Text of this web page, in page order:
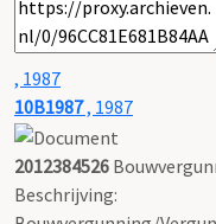
, 1987
10B1987, 1987
2012384526
Beschrijving: